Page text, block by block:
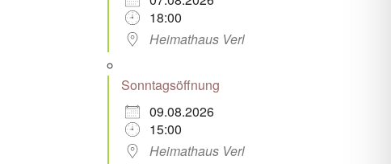
18:00
Heimathaus Verl
Sonntagsöffnung
09.08.2026
15:00
Heimathaus Verl